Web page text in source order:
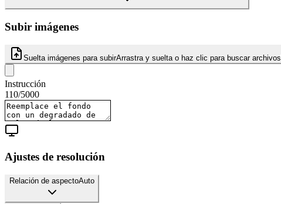
Subir imágenes
Suelta imágenes para subirArrastra y suelta o haz clic para buscar archivos
Instrucción
110/5000
Ajustes de resolución
Relación de aspectoAuto